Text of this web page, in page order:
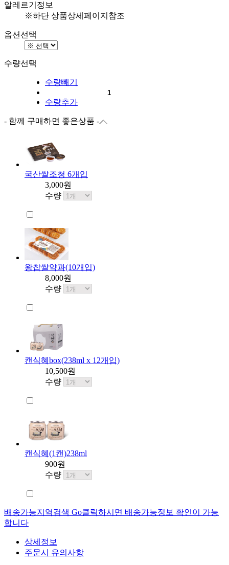
알레르기정보
※하단 상품상세페이지참조
옵션선택
수량선택
수량빼기
수량추가
- 함께 구매하면 좋은상품 -
국산쌀조청 6개입
3,000원
수량
왕찹쌀약과(10개입)
8,000원
수량
캔식혜box(238ml x 12개입)
10,500원
수량
캔식혜(1캔)238ml
900원
수량
배송가능지역검색 Go클릭하시면 배송가능정보 확인이 가능
합니다
상세정보
주문시 유의사항